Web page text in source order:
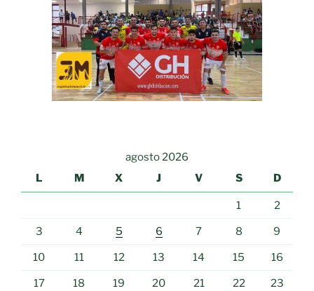
agosto 2026
L
M X J V S D
1 2
3 4 5 6 7 8 9
10 11 12 13 14 15 16
17 18 19 20 21 22 23